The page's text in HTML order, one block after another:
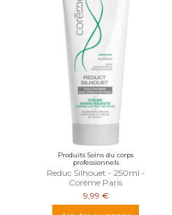
Produits Soins du corps
professionnels
Reduc Silhouet - 250ml -
Corème Paris
9,99 €